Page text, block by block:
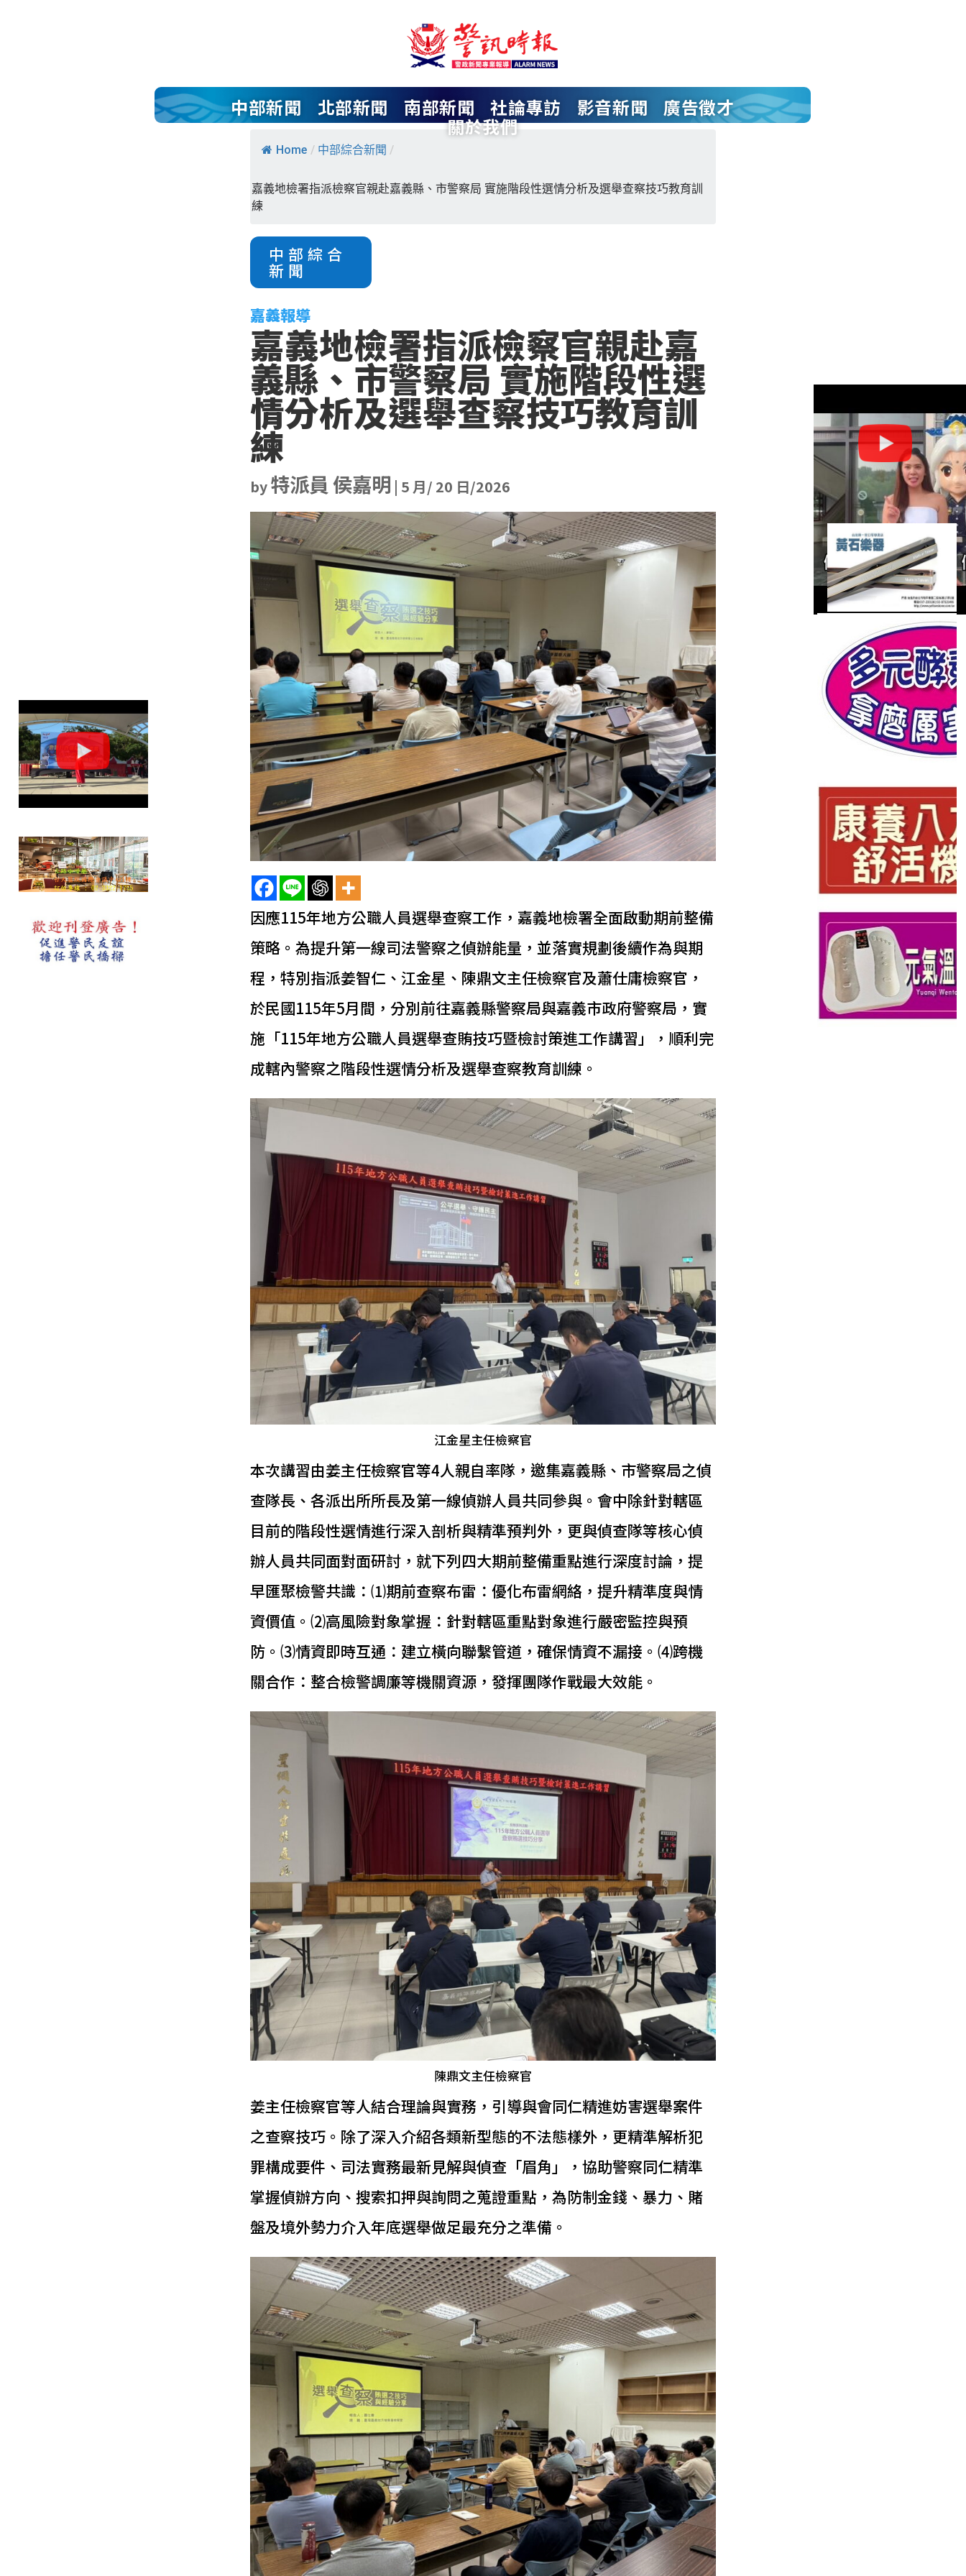
中部新聞 北部新聞 南部新聞 社論專訪 影音新聞 廣告徵才
關於我們
Home / 中部綜合新聞 /
嘉義地檢署指派檢察官親赴嘉義縣、市警察局 實施階段性選情分析及選舉查察技巧教育訓
練
中部綜合
新聞
嘉義報導
嘉義地檢署指派檢察官親赴嘉
義縣、市警察局 實施階段性選
情分析及選舉查察技巧教育訓
練
by特派員 侯嘉明 | 5 月/ 20 日/2026
因應115年地方公職人員選舉查察工作，嘉義地檢署全面啟動期前整備
策略。為提升第一線司法警察之偵辦能量，並落實規劃後續作為與期
程，特別指派姜智仁、江金星、陳鼎文主任檢察官及蕭仕庸檢察官，
於民國115年5月間，分別前往嘉義縣警察局與嘉義市政府警察局，實
施「115年地方公職人員選舉查賄技巧暨檢討策進工作講習」，順利完
成轄內警察之階段性選情分析及選舉查察教育訓練。
江金星主任檢察官
本次講習由姜主任檢察官等4人親自率隊，邀集嘉義縣、市警察局之偵
查隊長、各派出所所長及第一線偵辦人員共同參與。會中除針對轄區
目前的階段性選情進行深入剖析與精準預判外，更與偵查隊等核心偵
辦人員共同面對面研討，就下列四大期前整備重點進行深度討論，提
早匯聚檢警共識：⑴期前查察布雷：優化布雷網絡，提升精準度與情
資價值。⑵高風險對象掌握：針對轄區重點對象進行嚴密監控與預
防。⑶情資即時互通：建立橫向聯繫管道，確保情資不漏接。⑷跨機
關合作：整合檢警調廉等機關資源，發揮團隊作戰最大效能。
陳鼎文主任檢察官
姜主任檢察官等人結合理論與實務，引導與會同仁精進妨害選舉案件
之查察技巧。除了深入介紹各類新型態的不法態樣外，更精準解析犯
罪構成要件、司法實務最新見解與偵查「眉角」，協助警察同仁精準
掌握偵辦方向、搜索扣押與詢問之蒐證重點，為防制金錢、暴力、賭
盤及境外勢力介入年底選舉做足最充分之準備。